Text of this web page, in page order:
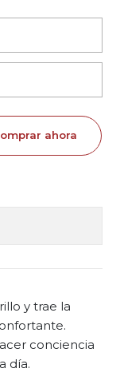
ahora
y trae la
conciencia
día.